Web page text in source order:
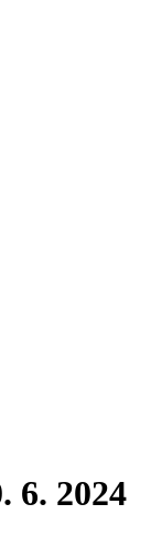
6. 2024